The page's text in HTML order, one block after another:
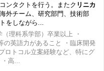
ンタクトを行う。またク リニカ
外チーム、研究部門、技術部
をしながら...
（理科系学部）卒業以上 ・
の英語力があること ・臨床開発
ロトコル立案経験など、特にグ
高...